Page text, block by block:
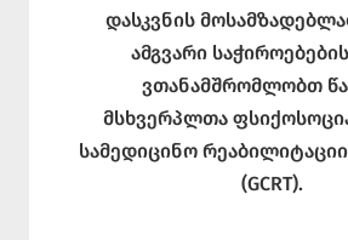
დასკვნის
ამგვარი
ვთანამშრომლობთ
მსხვერპლთა
სამედიცინო
(GCRT).